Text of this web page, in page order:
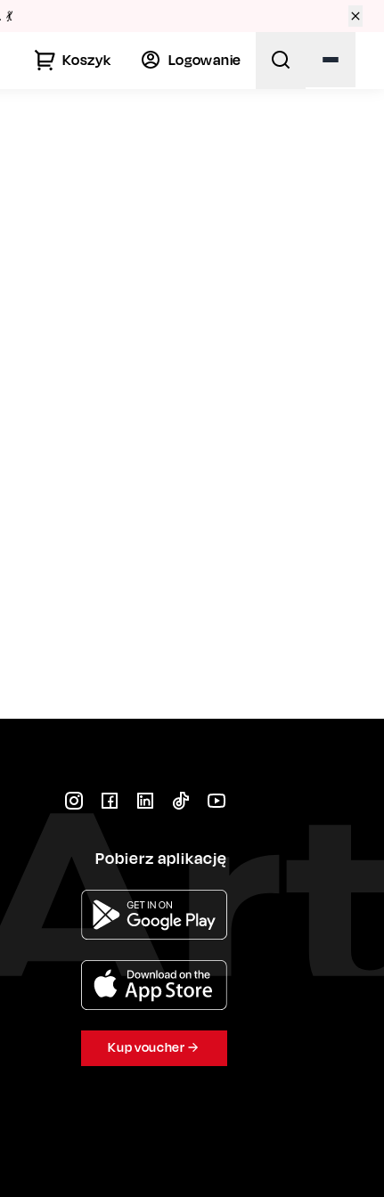
Sprawdź Teatralne Lato w Pałacu Kultury! 🏛️
Koszyk Logowanie
Pobierz aplikację
Kup voucher